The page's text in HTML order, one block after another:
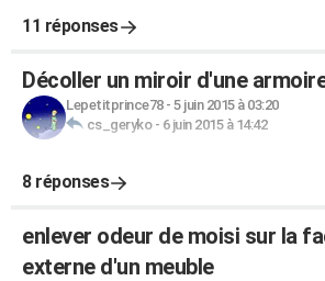
11 réponses
Décoller un miroir d'une
Lepetitprince78- 5 juin 2015 à 03:20
cs_geryko- 6 juin 2015 à 14:42
8 réponses
enlever odeur de moisi sur la
externe d'un meuble